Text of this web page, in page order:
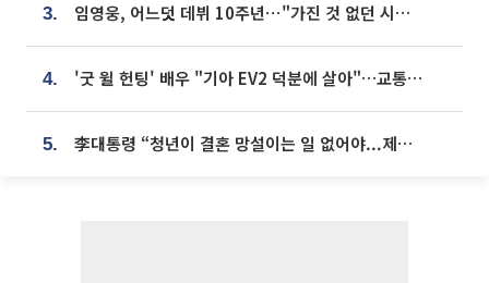
3. 임영웅, 어느덧 데뷔 10주년⋯"가진 것 없던 시절, 내 앞엔 20명의 팬뿐"
4. '굿 윌 헌팅' 배우 "기아 EV2 덕분에 살아"…교통사고 후 안전성 극찬
5. 李대통령 “청년이 결혼 망설이는 일 없어야...제도상 불이익 조사”